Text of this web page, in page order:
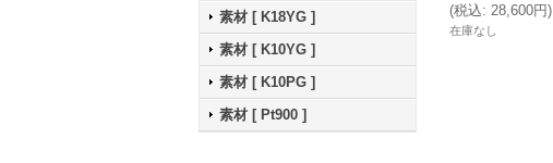
素材 [ K18YG ]
素材 [ K10YG ]
素材 [ K10PG ]
素材 [ Pt900 ]
(税込: 28,600円)
在庫なし